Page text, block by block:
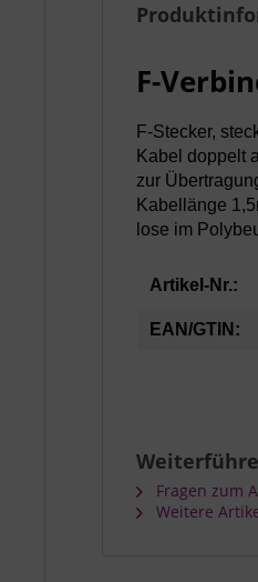
F-
F-Stecker,
Kabel doppelt
zur
Kabellänge
lose im
Artikel-Nr.:
EAN/GTIN:
Fragen zum
Weitere